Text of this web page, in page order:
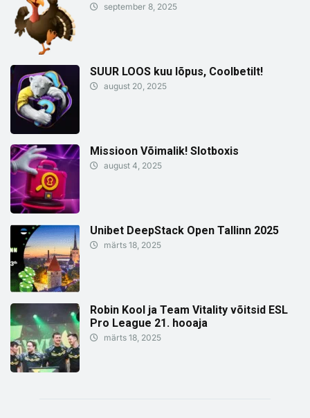
september 8, 2025
SUUR LOOS kuu lõpus, Coolbetilt!
august 20, 2025
Missioon Võimalik! Slotboxis
august 4, 2025
Unibet DeepStack Open Tallinn 2025
märts 18, 2025
Robin Kool ja Team Vitality võitsid ESL
Pro League 21. hooaja
märts 18, 2025